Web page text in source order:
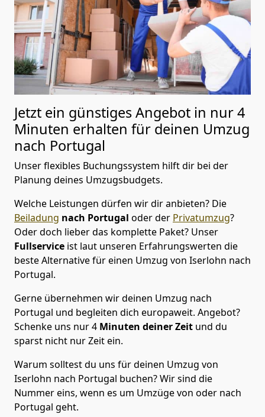
Jetzt ein günstiges Angebot in nur4
Minuten erhalten für deinen Umzug
nach Portugal
Unser flexibles Buchungssystem hilft dir bei der
Planung deines Umzugsbudgets.
Welche Leistungen dürfen wir dir anbieten? Die
Beiladung nach Portugal oder der Privatumzug?
Oder doch lieber das komplette Paket? Unser
Fullservice ist laut unseren Erfahrungswerten die
beste Alternative für einen Umzug von Iserlohn nach
Portugal.
Gerne übernehmen wir deinen Umzug nach
Portugal und begleiten dich europaweit. Angebot?
Schenke uns nur4 Minuten deiner Zeit und du
sparst nicht nur Zeit ein.
Warum solltest du uns für deinen Umzug von
Iserlohn nach Portugal buchen? Wir sind die
Nummer eins, wenn es um Umzüge von oder nach
Portugal geht.